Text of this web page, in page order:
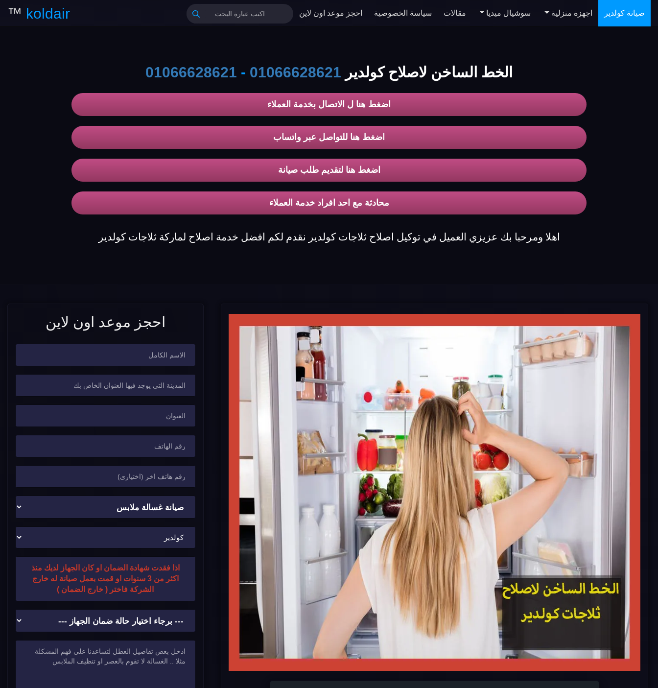
koldair
™ صيانة كولدير اجهزة منزلية سوشيال ميديا مقالات سياسة الخصوصية احجز موعد اون لاين
الخط الساخن لاصلاح كولدير 01066628621
-
01066628621
اضغط هنا ل الاتصال بخدمة العملاء
اضغط هنا للتواصل عبر واتساب
اضغط هنا لتقديم طلب صيانة
محادثة مع احد افراد خدمة العملاء
اهلا ومرحبا بك عزيزي العميل في توكيل اصلاح ثلاجات كولدير نقدم لكم افضل خدمة اصلاح لماركة ثلاجات كولدير
احجز موعد اون لاين
اذا فقدت شهادة الضمان او كان الجهاز لديك منذ
اكثر من 3 سنوات او قمت بعمل صيانة له خارج
الشركة فاختر ( خارج الضمان )